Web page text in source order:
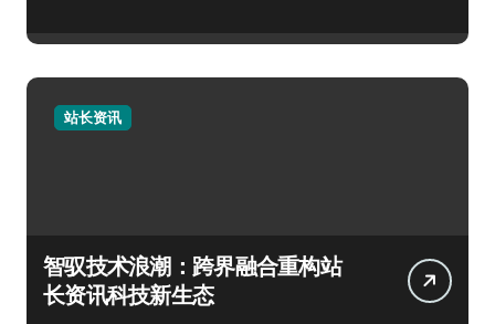
站长资讯
智驭技术浪潮：跨界融合重构站
长资讯科技新生态